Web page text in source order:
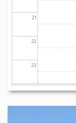
21
22
23